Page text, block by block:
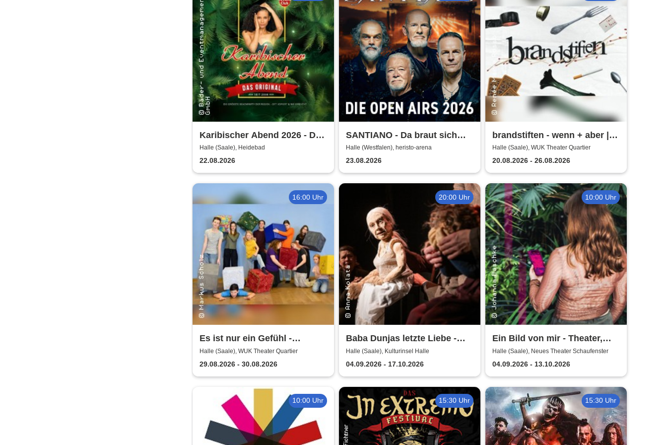
Karibischer Abend 2026 - Das
Original!
Halle (Saale), Heidebad
22.08.2026
SANTIANO - Da braut sich
was zusammen - Open Air
2026
Halle (Westfalen), heristo-arena
23.08.2026
brandstiften - wenn + aber |
WUK Theater Quartier
Halle (Saale), WUK Theater Quartier
20.08.2026 - 26.08.2026
16:00 Uhr
Es ist nur ein Gefühl -
Kaltstarts Junges Musical
Halle (Saale), WUK Theater Quartier
29.08.2026 - 30.08.2026
20:00 Uhr
Baba Dunjas letzte Liebe -
Theater, Oper und Orchester
Halle
Halle (Saale), Kulturinsel Halle
04.09.2026 - 17.10.2026
10:00 Uhr
Ein Bild von mir - Theater,
Oper und Orchester Halle
Halle (Saale), Neues Theater Schaufenster
04.09.2026 - 13.10.2026
10:00 Uhr 15:30 Uhr 15:30 Uhr